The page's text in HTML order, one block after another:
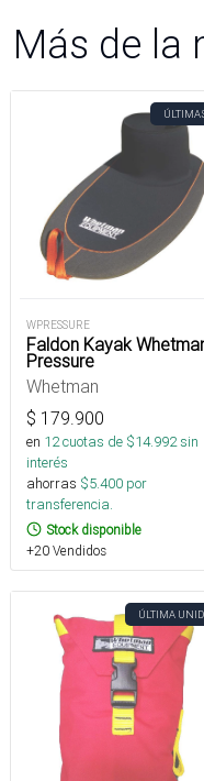
Más de la
WPRESSURE
Faldon Kayak
Pressure
Whetman
$ 179.900
en 12cuotas de $14.992sin
interés
ahorras $5.400 por
transferencia.
Stock disponible
+20 Vendidos
ÚLTIMA